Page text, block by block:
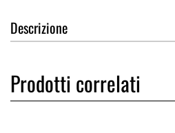
Descrizione
Prodotti correlati